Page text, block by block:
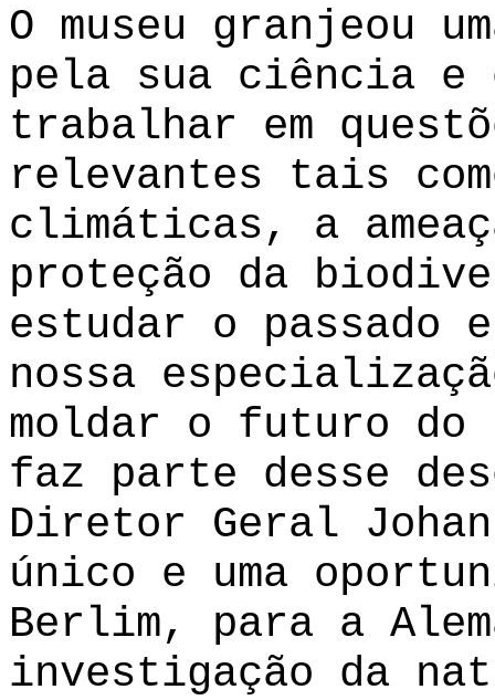
O museu granjeou
pela sua ciência e
trabalhar em
relevantes tais
climáticas, a
proteção da
estudar o passado
nossa
moldar o futuro do
faz parte desse
Diretor Geral
único e uma
Berlim, para a
investigação da